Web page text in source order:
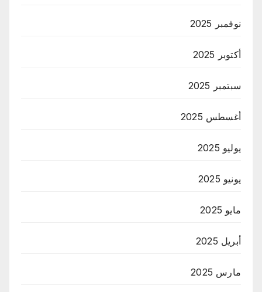
نوفمبر 2025
أكتوبر 2025
سبتمبر 2025
أغسطس 2025
يوليو 2025
يونيو 2025
مايو 2025
أبريل 2025
مارس 2025